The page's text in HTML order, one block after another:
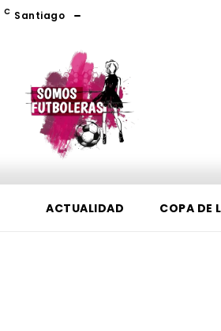
C Santiago
ACTUALIDAD COPA DE